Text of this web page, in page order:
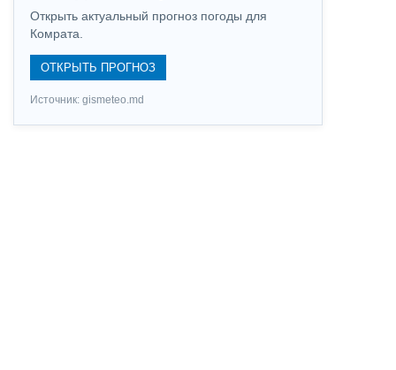
Открыть актуальный прогноз погоды для
Комрата.
ОТКРЫТЬ ПРОГНОЗ
Источник: gismeteo.md